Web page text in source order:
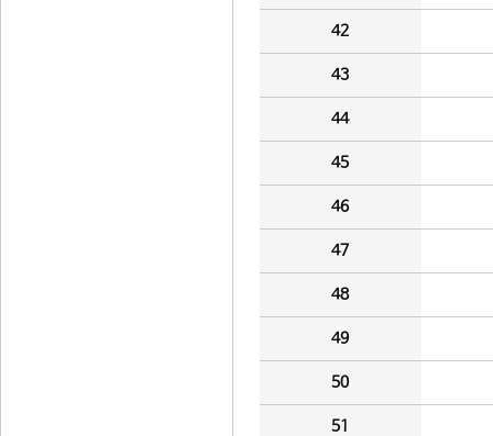
42
43
44
45
46
47
48
49
50
51